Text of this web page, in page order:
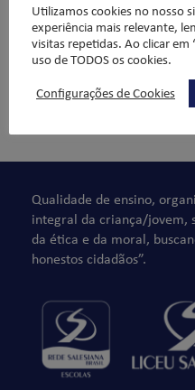
Qualidade de ensino,
integral da criança/jovem,
da ética e da moral,
honestos cidadãos”.
Utilizamos cookies no nosso
experiência mais relevante,
visitas repetidas. Ao clicar em
uso de TODOS os cookies.
Configurações de Cookies